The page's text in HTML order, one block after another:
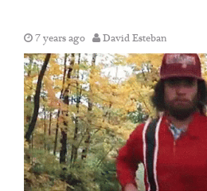
7 years ago David Esteban